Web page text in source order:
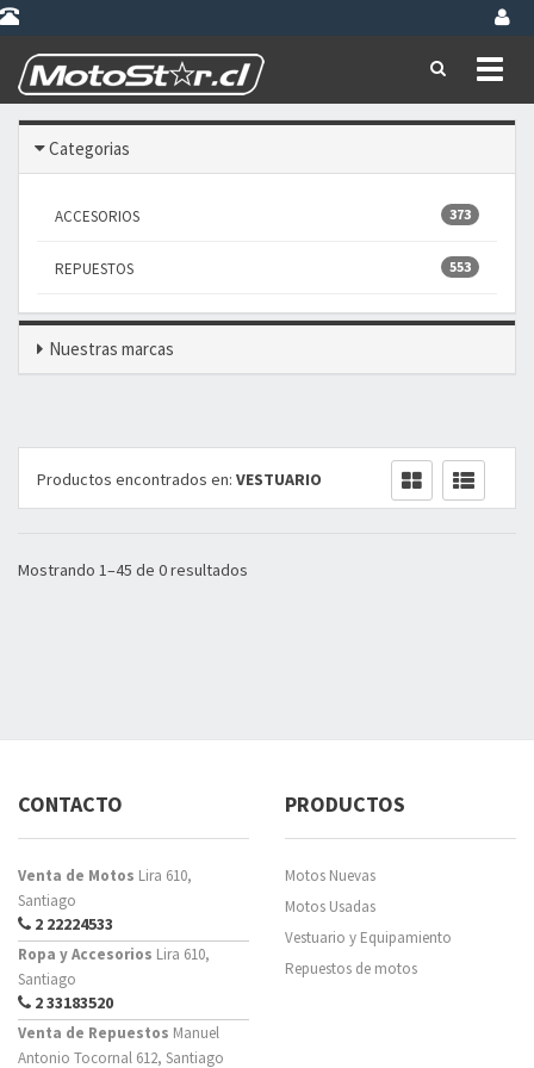
Categorias
373
ACCESORIOS
553
REPUESTOS
Nuestras marcas
Productos encontrados en: VESTUARIO
Mostrando 1–45 de 0 resultados
CONTACTO
Venta de Motos Lira 610,
Santiago
2 22224533
Ropa y Accesorios Lira 610,
Santiago
2 33183520
Venta de Repuestos Manuel
Antonio Tocornal 612, Santiago
PRODUCTOS
Motos Nuevas
Motos Usadas
Vestuario y Equipamiento
Repuestos de motos